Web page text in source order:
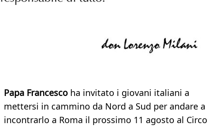
Papa Francesco ha invitato i giovani italiani a
mettersi in cammino da Nord a Sud per andare a
incontrarlo a Roma il prossimo 11 agosto al Circo